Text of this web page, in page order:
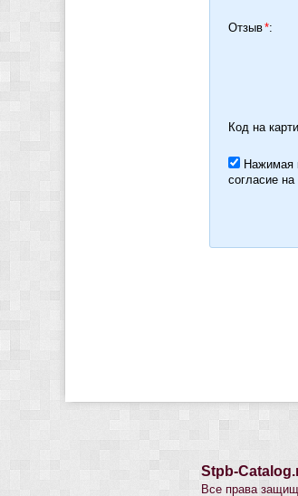
Отзыв*:
Код на
Нажимая
согласие
Stpb-
Все права